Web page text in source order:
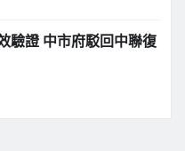
驗證 中市府駁回中聯復